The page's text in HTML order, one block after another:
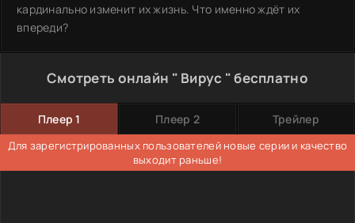
кардинально изменит их жизнь. Что именно ждёт их
впереди?
Смотреть онлайн " Вирус " бесплатно
Плеер 1 Плеер 2 Трейлер
Для зарегистрированных пользователей новые серии и качество
выходит раньше!